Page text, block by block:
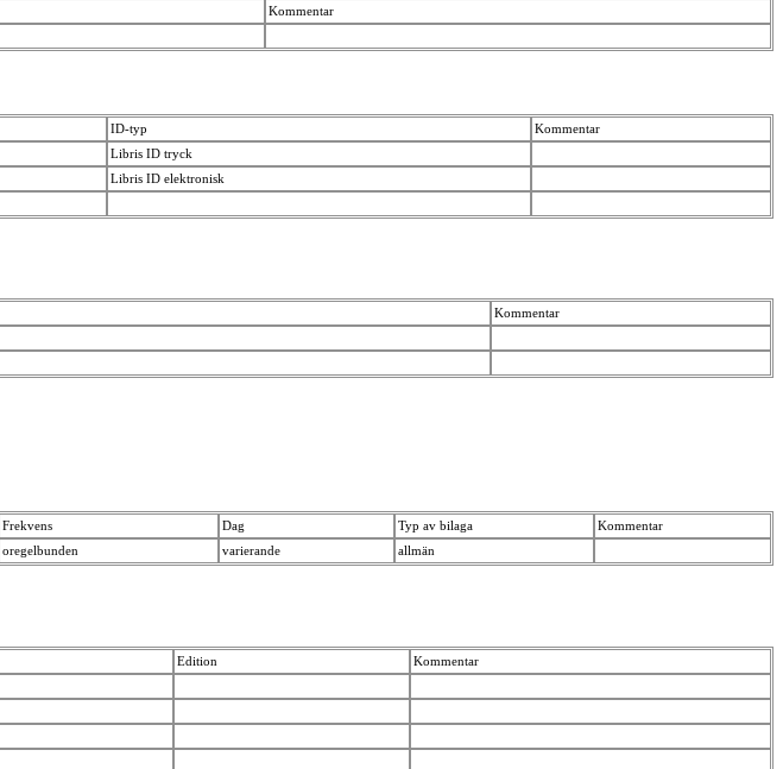
Kommentar
ID-typ
Kommentar
Libris ID tryck
Libris ID elektronisk
Kommentar
Frekvens Dag Typ av bilaga
Kommentar
oregelbunden varierande allmän
Edition
Kommentar